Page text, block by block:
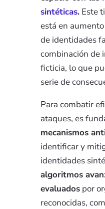
sintéticas. Este
está en
de identidades
combinación de
ficticia, lo que
serie de
Para combatir
ataques, es
mecanismos
identificar y
identidades
algoritmos
evaluadospor
reconocidas,